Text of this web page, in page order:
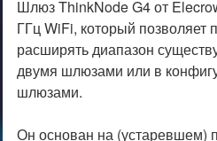
Шлюз ThinkNode G4 от
ГГц WiFi, который позволяет
расширять диапазон
двумя шлюзами или в
шлюзами.
Он основан на (устаревшем)